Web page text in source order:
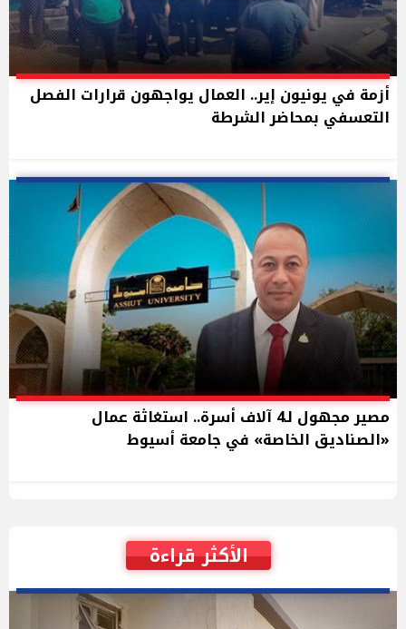
أزمة في يونيون إير.. العمال يواجهون قرارات الفصل
التعسفي بمحاضر الشرطة
مصير مجهول لـ4 آلاف أسرة.. استغاثة عمال
«الصناديق الخاصة» في جامعة أسيوط
الأكثر قراءة